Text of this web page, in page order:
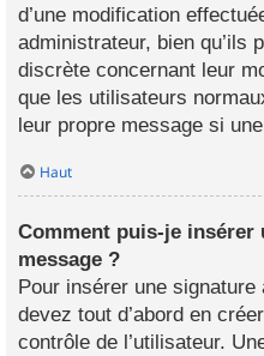
d’une modification
administrateur, bien qu’ils
discrète concernant leur
que les utilisateurs
leur propre message si
Haut
Comment puis-je insérer
message ?
Pour insérer une
devez tout d’abord en
contrôle de l’utilisateur.